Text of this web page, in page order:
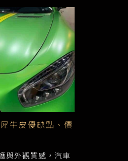
牛皮優缺點、價
與外觀質感，汽車